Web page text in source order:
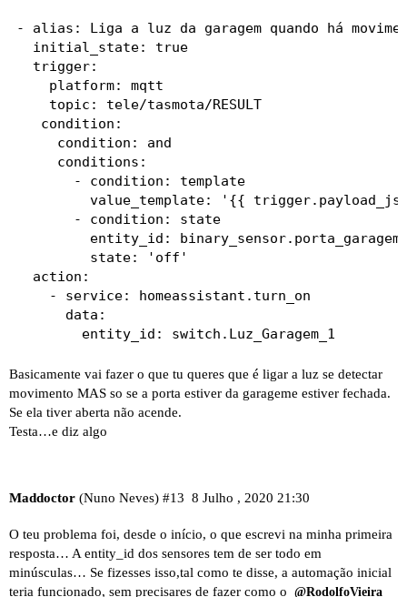
- alias: Liga a luz da garagem quando há
  initial_state: true
  trigger:
    platform: mqtt
    topic: tele/tasmota/RESULT
   condition:
     condition: and
     conditions:
       - condition: template
value_template: '{{
       - condition: state
  action:
    - service: homeassistant.turn_on
      data:
Basicamente vai fazer o que tu queres que é ligar a luz se detectar
movimento MAS so se a porta estiver da garageme estiver fechada.
Se ela tiver aberta não acende.
Testa…e diz algo
Maddoctor (Nuno Neves) 8 Julho , 2020 21:30
#13
O teu problema foi, desde o início, o que escrevi na minha primeira
resposta… A entity_id dos sensores tem de ser todo em
minúsculas… Se fizesses isso,tal como te disse, a automação inicial
teria funcionado, sem precisares de fazer como o @RodolfoVieira